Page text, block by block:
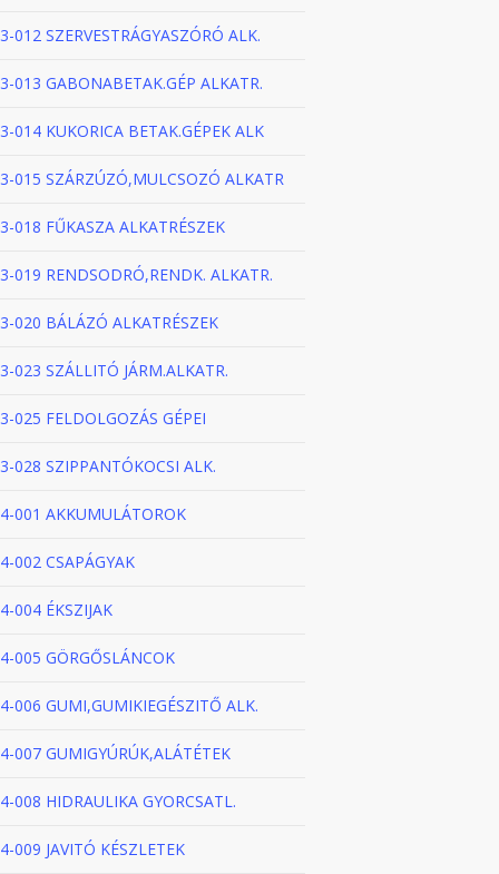
3-012 SZERVESTRÁGYASZÓRÓ ALK.
3-013 GABONABETAK.GÉP ALKATR.
3-014 KUKORICA BETAK.GÉPEK ALK
3-015 SZÁRZÚZÓ,MULCSOZÓ ALKATR
3-018 FŰKASZA ALKATRÉSZEK
3-019 RENDSODRÓ,RENDK. ALKATR.
3-020 BÁLÁZÓ ALKATRÉSZEK
3-023 SZÁLLITÓ JÁRM.ALKATR.
3-025 FELDOLGOZÁS GÉPEI
3-028 SZIPPANTÓKOCSI ALK.
4-001 AKKUMULÁTOROK
4-002 CSAPÁGYAK
4-004 ÉKSZIJAK
4-005 GÖRGŐSLÁNCOK
4-006 GUMI,GUMIKIEGÉSZITŐ ALK.
4-007 GUMIGYÚRÚK,ALÁTÉTEK
4-008 HIDRAULIKA GYORCSATL.
4-009 JAVITÓ KÉSZLETEK